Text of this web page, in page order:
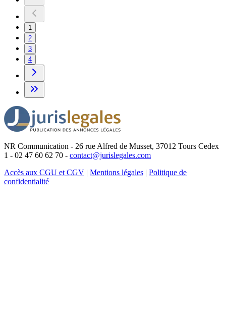
1
2
3
4
NR Communication - 26 rue Alfred de Musset, 37012 Tours Cedex
1 - 02 47 60 62 70 - contact@jurislegales.com
Accès aux CGU et CGV | Mentions légales | Politique de
confidentialité